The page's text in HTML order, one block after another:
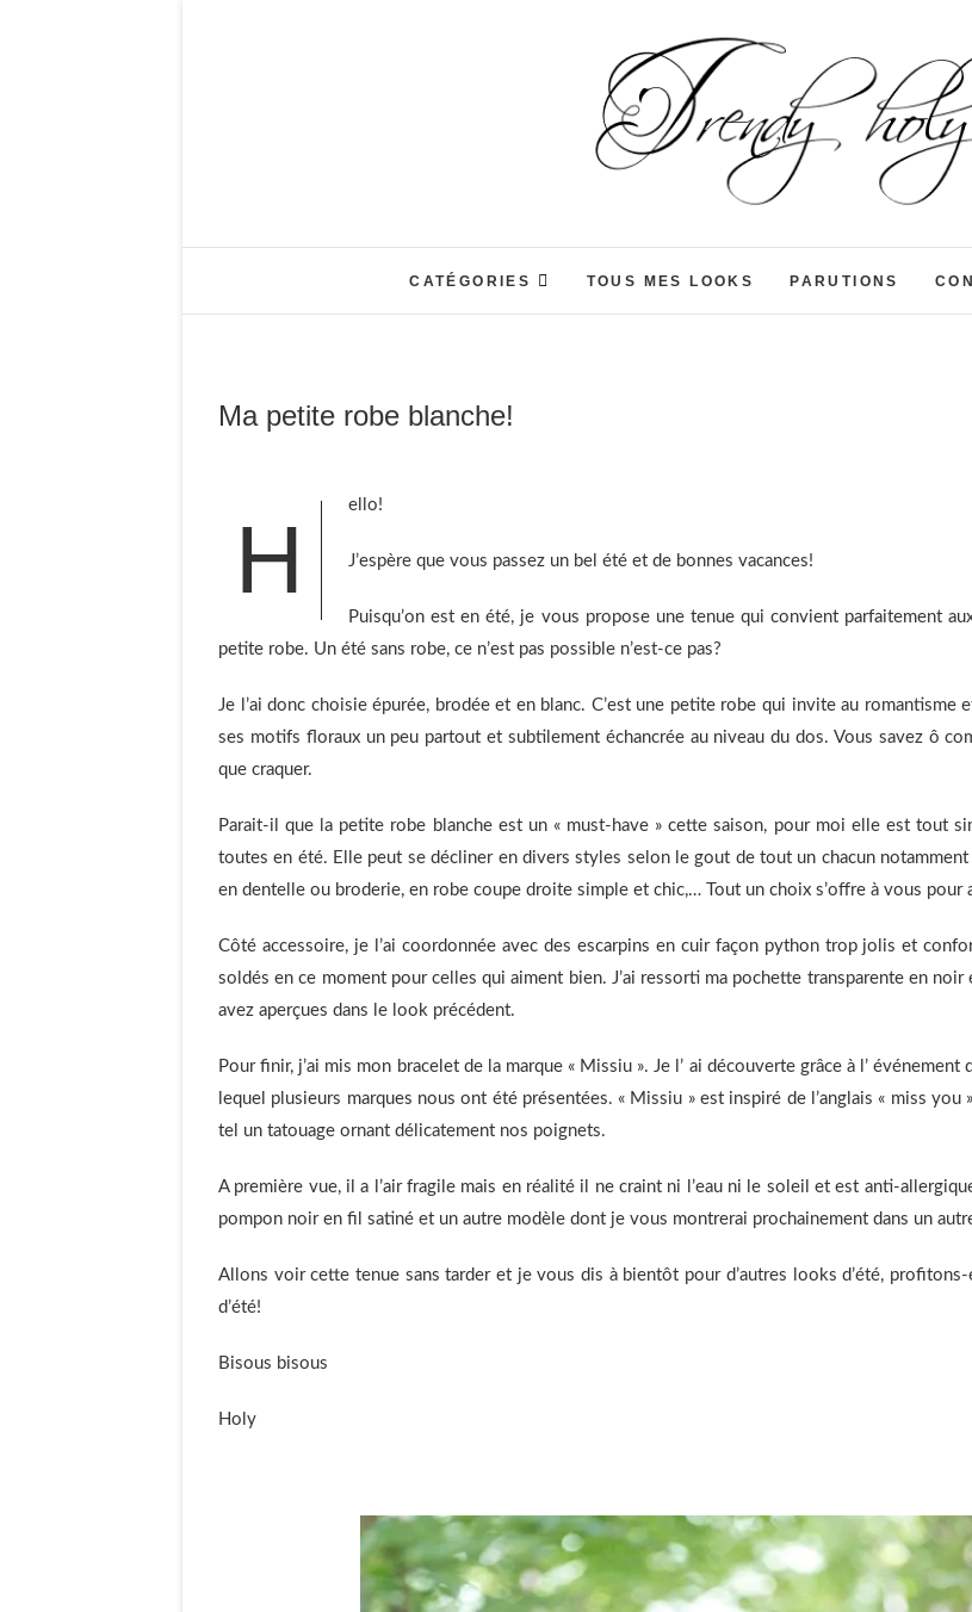
Trendyholy
CATÉGORIES TOUS MES LOOKS PARUTIONS
Ma petite robe blanche!
H
ello!
J’espère que vous passez un bel été et de bonnes vacances!
Puisqu’on est en été, je vous propose une tenue qui convient parfaitement
petite robe. Un été sans robe, ce n’est pas possible n’est-ce pas?
Je l’ai donc choisie épurée, brodée et en blanc. C’est une petite robe qui invite au romantisme
ses motifs floraux un peu partout et subtilement échancrée au niveau du dos. Vous savez ô
que craquer.
Parait-il que la petite robe blanche est un « must-have » cette saison, pour moi elle est tout
toutes en été. Elle peut se décliner en divers styles selon le gout de tout un chacun
en dentelle ou broderie, en robe coupe droite simple et chic,… Tout un choix s’offre à vous pour
Côté accessoire, je l’ai coordonnée avec des escarpins en cuir façon python trop jolis et
soldés en ce moment pour celles qui aiment bien. J’ai ressorti ma pochette transparente en
avez aperçues dans le look précédent.
Pour finir, j’ai mis mon bracelet de la marque « Missiu ». Je l’ ai découverte grâce à l’
lequel plusieurs marques nous ont été présentées. « Missiu » est inspiré de l’anglais « miss
tel un tatouage ornant délicatement nos poignets.
A première vue, il a l’air fragile mais en réalité il ne craint ni l’eau ni le soleil et est anti-
pompon noir en fil satiné et un autre modèle dont je vous montrerai prochainement dans un
Allons voir cette tenue sans tarder et je vous dis à bientôt pour d’autres looks d’été,
d’été!
Bisous bisous
Holy